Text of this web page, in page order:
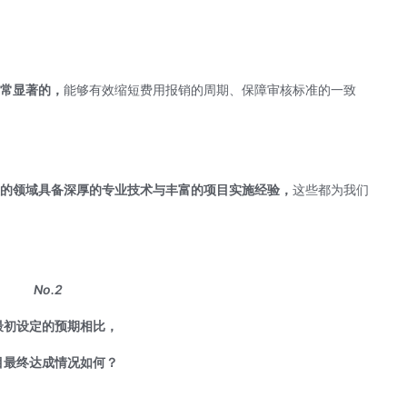
显著的，能够有效缩短费用报销的周期、保障审核标准的一致
领域具备深厚的专业技术与丰富的项目实施经验，这些都为我们
No.2
初设定的预期相比，
最终达成情况如何？